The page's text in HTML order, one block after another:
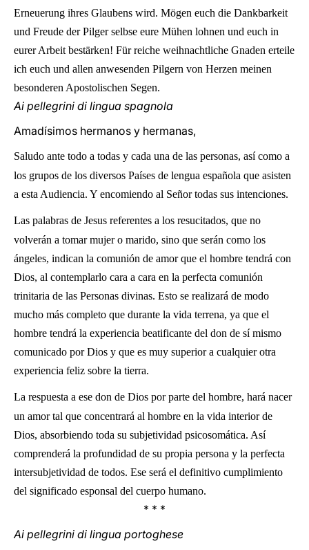
Erneuerung ihres Glaubens wird. Mögen euch die Dankbarkeit
und Freude der Pilger selbse eure Mühen lohnen und euch in
eurer Arbeit bestärken! Für reiche weihnachtliche Gnaden erteile
ich euch und allen anwesenden Pilgern von Herzen meinen
besonderen Apostolischen Segen.
Ai pellegrini di lingua spagnola
Amadísimos hermanos y hermanas,
Saludo ante todo a todas y cada una de las personas, así como a
los grupos de los diversos Países de lengua española que asisten
a esta Audiencia. Y encomiendo al Señor todas sus intenciones.
Las palabras de Jesus referentes a los resucitados, que no
volverán a tomar mujer o marido, sino que serán como los
ángeles, indican la comunión de amor que el hombre tendrá con
Dios, al contemplarlo cara a cara en la perfecta comunión
trinitaria de las Personas divinas. Esto se realizará de modo
mucho más completo que durante la vida terrena, ya que el
hombre tendrá la experiencia beatificante del don de sí mismo
comunicado por Dios y que es muy superior a cualquier otra
experiencia feliz sobre la tierra.
La respuesta a ese don de Dios por parte del hombre, hará nacer
un amor tal que concentrará al hombre en la vida interior de
Dios, absorbiendo toda su subjetividad psicosomática. Así
comprenderá la profundidad de su propia persona y la perfecta
intersubjetividad de todos. Ese será el definitivo cumplimiento
del significado esponsal del cuerpo humano.
* * *
Ai pellegrini di lingua portoghese